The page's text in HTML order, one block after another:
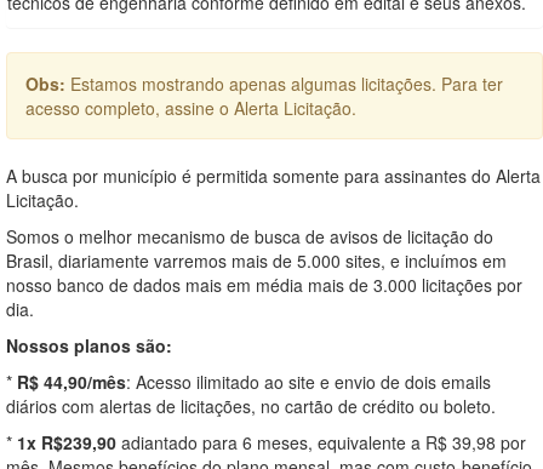
Obs: Estamos mostrando apenas algumas licitações. Para ter
acesso completo, assine o Alerta Licitação.
A busca por município é permitida somente para assinantes do Alerta
Licitação.
Somos o melhor mecanismo de busca de avisos de licitação do
Brasil, diariamente varremos mais de 5.000 sites, e incluímos em
nosso banco de dados mais em média mais de 3.000 licitações por
dia.
Nossos planos são:
* R$ 44,90/mês: Acesso ilimitado ao site e envio de dois emails
diários com alertas de licitações, no cartão de crédito ou boleto.
* 1x R$239,90 adiantado para 6 meses, equivalente a R$ 39,98 por